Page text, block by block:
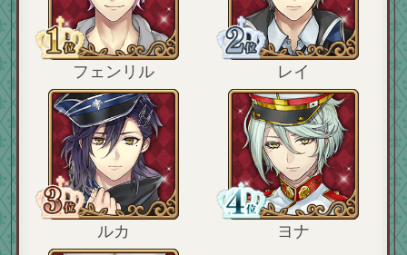
フェンリル レイ
ルカ ヨナ